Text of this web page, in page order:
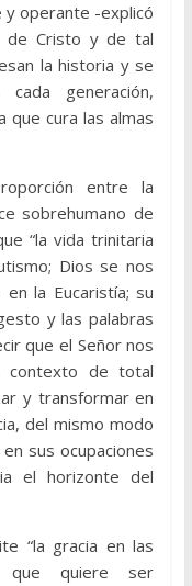
y operante -explicó
de Cristo y de tal
la historia y se
generación,
que cura las almas
entre la
sobrehumano de
“la vida trinitaria
Dios se nos
la Eucaristía; su
y las palabras
que el Señor nos
contexto de total
y transformar en
del mismo modo
sus ocupaciones
el horizonte del
“la gracia en las
que quiere ser